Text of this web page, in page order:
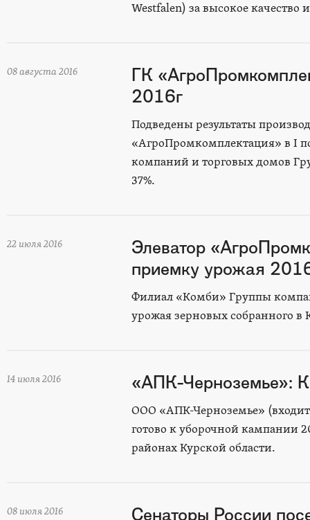
Westfalen) за высокое
08 августа 2016
ГК
2016г
Подведены результаты
«АгроПромкомплектация» в I
компаний и торговых домов
37%.
22 июля 2016
Элеватор
приемку урожая
Филиал «Комби» Группы
урожая зерновых собранного в
14 июля 2016 «АПК-Черноземье»:
ООО «АПК-Черноземье»
готово к уборочной кампании
районах Курской области.
08 июля 2016
Сенаторы России